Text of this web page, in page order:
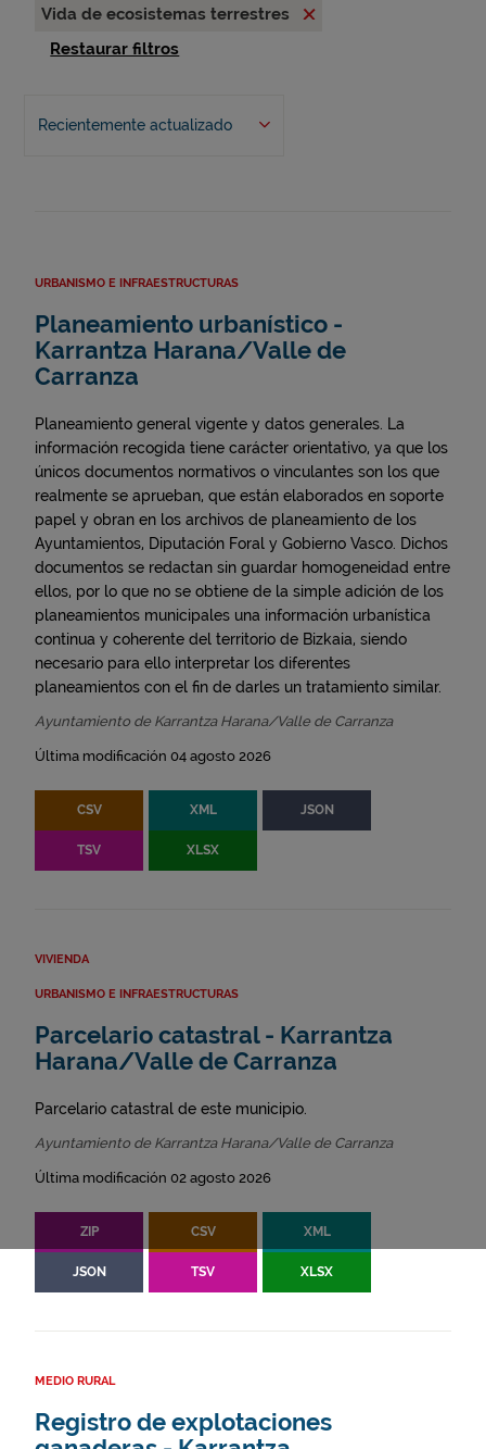
Vida de ecosistemas terrestres
Restaurar filtros
Recientemente actualizado
URBANISMO E INFRAESTRUCTURAS
Planeamiento urbanístico -
Karrantza Harana/Valle de
Carranza
Planeamiento general vigente y datos generales. La
información recogida tiene carácter orientativo, ya que los
únicos documentos normativos o vinculantes son los que
realmente se aprueban, que están elaborados en soporte
papel y obran en los archivos de planeamiento de los
Ayuntamientos, Diputación Foral y Gobierno Vasco. Dichos
documentos se redactan sin guardar homogeneidad entre
ellos, por lo que no se obtiene de la simple adición de los
planeamientos municipales una información urbanística
continua y coherente del territorio de Bizkaia, siendo
necesario para ello interpretar los diferentes
planeamientos con el fin de darles un tratamiento similar.
Ayuntamiento de Karrantza Harana/Valle de Carranza
Última modificación 04 agosto 2026
CSV XML JSON
TSV XLSX
VIVIENDA
URBANISMO E INFRAESTRUCTURAS
Parcelario catastral - Karrantza
Harana/Valle de Carranza
Parcelario catastral de este municipio.
Ayuntamiento de Karrantza Harana/Valle de Carranza
Última modificación 02 agosto 2026
ZIP CSV XML
JSON TSV XLSX
MEDIO RURAL
Registro de explotaciones